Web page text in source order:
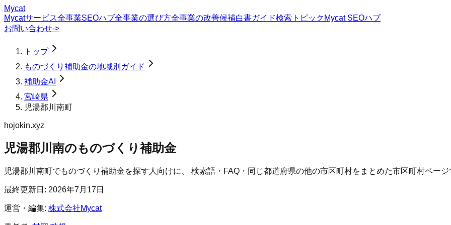
Mycat
Mycatサービス全事業SEOハブ全事業の選び方全事業の改善候補白書ガイド検索トピック Mycat SEOハブ
お問い合わせ->
トップ
ものづくり補助金の地域別ガイド
補助金AI
宮崎県
児湯郡川南町
hojokin.xyz
児湯郡川南のものづくり補助金
児湯郡川南町でものづくり補助金を探す人向けに、 検索語・FAQ・同じ都道府県の他の市区町村をまとめた市区町村ページ
最終更新日: 2026年7月17日
運営・編集: 株式会社Mycat